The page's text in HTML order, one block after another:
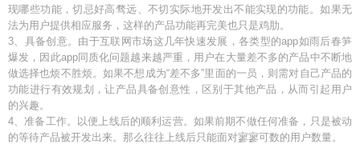
现哪些功能，切忌好高骛远、不切实际地开发出不能实现的功能。如果无
法为用户提供相应服务，这样的产品功能再完美也只是鸡肋。
3、具备创意。由于互联网市场这几年快速发展，各类型的app如雨后春笋
爆发，因此app同质化问题越来越严重，用户在大量差不多的产品中不断地
做选择也烦不胜烦。如果不想成为“差不多”里面的一员，则需对自己产品的
功能进行有效规划，让产品具备创意性，区别于其他产品，从而引起用户
的兴趣。
4、准备工作。以便上线后的顺利运营。如果前期不做任何准备，只是被动
的等待产品被开发出来。那么往往上线后只能面对寥寥可数的用户数量。